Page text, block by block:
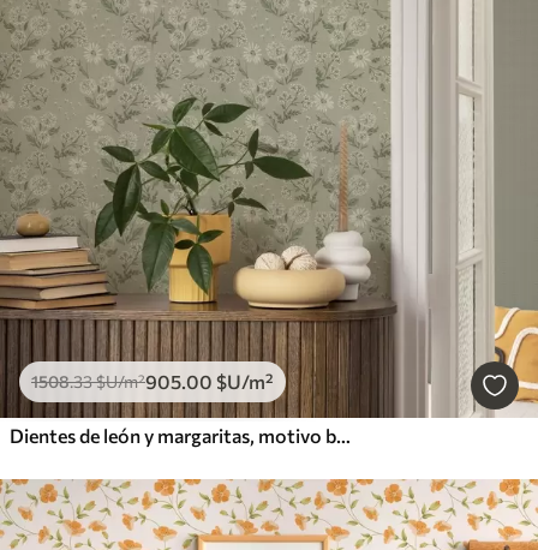
1508.33$U/m²905.00 $U/m²
Dientes de león y margaritas, motivo botánico sobre fondo gris verdoso